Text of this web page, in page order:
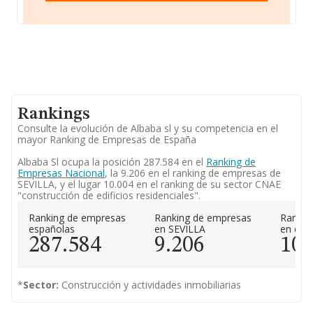
Rankings
Consulte la evolución de Albaba sl y su competencia en el
mayor Ranking de Empresas de España
Albaba Sl ocupa la posición 287.584 en el Ranking de
Empresas Nacional, la 9.206 en el ranking de empresas de
SEVILLA, y el lugar 10.004 en el ranking de su sector CNAE
"construcción de edificios residenciales".
Ranking de empresas
españolas
287.584
Ranking de empresas
en SEVILLA
9.206
en el
*Sector: Construcción y actividades inmobiliarias